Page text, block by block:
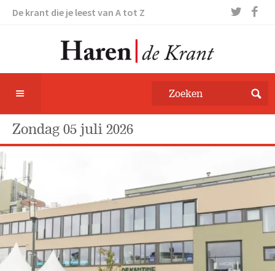
De krant die je leest van A tot Z
zondag 05 juli 2026